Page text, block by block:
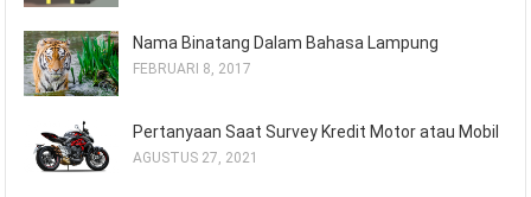
Nama Binatang Dalam Bahasa Lampung
FEBRUARI 8, 2017
Pertanyaan Saat Survey Kredit Motor atau Mobil
AGUSTUS 27, 2021